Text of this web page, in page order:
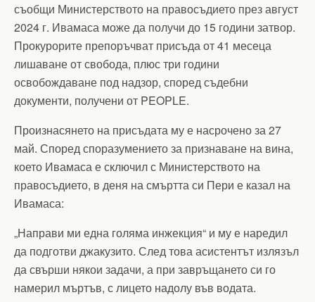
съобщи Министерството на правосъдието през август
2024 г. Ивамаса може да получи до 15 години затвор.
Прокурорите препоръчват присъда от 41 месеца
лишаване от свобода, плюс три години
освобождаване под надзор, според съдебни
документи, получени от PEOPLE.
Произнасянето на присъдата му е насрочено за 27
май. Според споразумението за признаване на вина,
което Ивамаса е сключил с Министерството на
правосъдието, в деня на смъртта си Пери е казал на
Ивамаса:
„Направи ми една голяма инжекция“ и му е наредил
да подготви джакузито. След това асистентът излязъл
да свърши някои задачи, а при завръщането си го
намерил мъртъв, с лицето надолу във водата.